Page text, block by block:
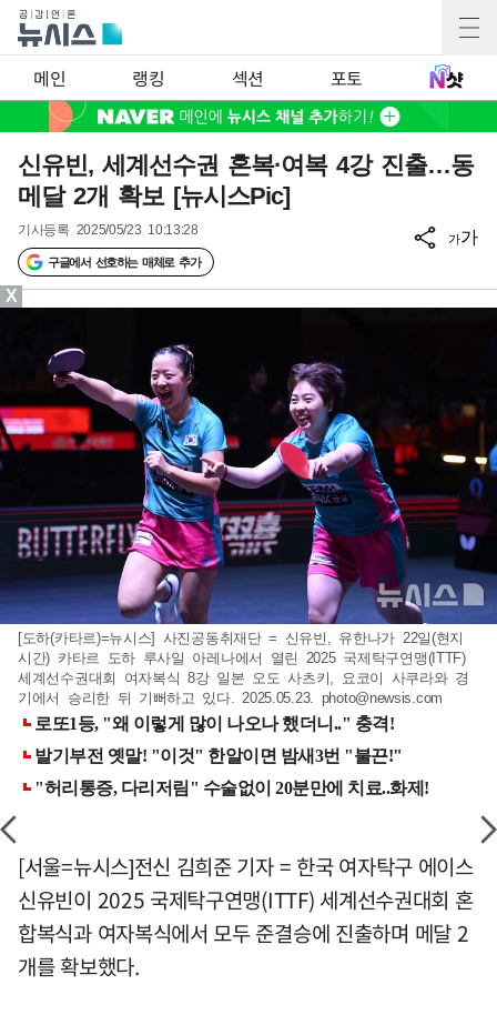
메인 랭킹 섹션 포토
신유빈, 세계선수권 혼복·여복 4강 진출…동
메달 2개 확보 [뉴시스Pic]
기사등록 2025/05/23 10:13:28
구글에서 선호하는 매체로 추가
가가
[도하(카타르)=뉴시스] 사진공동취재단 = 신유빈, 유한나가 22일(현지
시간) 카타르 도하 루사일 아레나에서 열린 2025 국제탁구연맹(ITTF)
세계선수권대회 여자복식 8강 일본 오도 사츠키, 요코이 사쿠라와 경
기에서 승리한 뒤 기뻐하고 있다. 2025.05.23. photo@newsis.com
[서울=뉴시스]전신 김희준 기자 = 한국 여자탁구 에이스
신유빈이 2025 국제탁구연맹(ITTF) 세계선수권대회 혼
합복식과 여자복식에서 모두 준결승에 진출하며 메달 2
개를 확보했다.
X